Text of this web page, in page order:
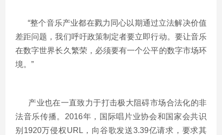
“整个音乐产业都在戮力同心以期通过立法解决价值
差距问题，我们呼吁政策制定者要立即行动。要让音乐
在数字世界长久繁荣，必须要有一个公平的数字市场环
境。”
产业也在一直致力于打击极大阻碍市场合法化的非
法音乐传播。2016年，国际唱片业协会和国家会共识
别1920万侵权URL，向谷歌发送3.39亿请求，要求其